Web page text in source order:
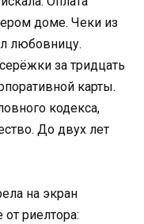
доме. Чеки из
любовницу.
за тридцать
карты.
кодекса,
До двух лет
на экран
риелтора: